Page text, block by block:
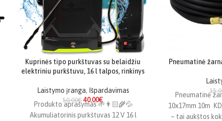
Kuprinės tipo purkštuvas su belaidžiu
elektriniu purkštuvu, 16 l talpos, rinkinys
Laistymo įranga, Išpardavimas
50.00€ 40.00€
Produkto aprašymas 🌱👨🏻‍🌾💦
Akumuliatorinis purkštuvas 12 V 16 l
Pneumatinė
Pneumatinė
10x17mm 10m
– tai aukštos